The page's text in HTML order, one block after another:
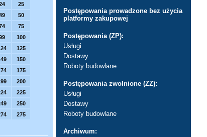
25
50
75
100
125
150
175
200
225
250
275
Postępowania prowadzone bez użycia
platformy zakupowej
Postępowania (ZP):
Usługi
Dostawy
Roboty budowlane
Postępowania zwolnione (ZZ):
Usługi
Dostawy
Roboty budowlane
Archiwum: